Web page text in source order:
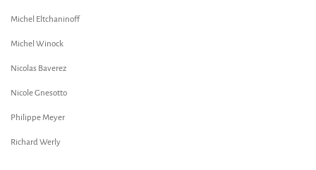
Michel Eltchaninoff
Michel Winock
Nicolas Baverez
Nicole Gnesotto
Philippe Meyer
Richard Werly